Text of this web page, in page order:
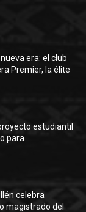
era: el club
Premier, la élite
estudiantil
para
celebra
magistrado del